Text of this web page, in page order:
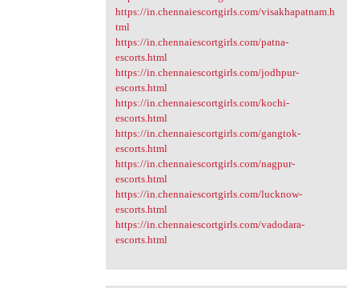
https://in.chennaiescortgirls.com/visakhapatnam.h
tml
https://in.chennaiescortgirls.com/patna-
escorts.html
https://in.chennaiescortgirls.com/jodhpur-
escorts.html
https://in.chennaiescortgirls.com/kochi-
escorts.html
https://in.chennaiescortgirls.com/gangtok-
escorts.html
https://in.chennaiescortgirls.com/nagpur-
escorts.html
https://in.chennaiescortgirls.com/lucknow-
escorts.html
https://in.chennaiescortgirls.com/vadodara-
escorts.html